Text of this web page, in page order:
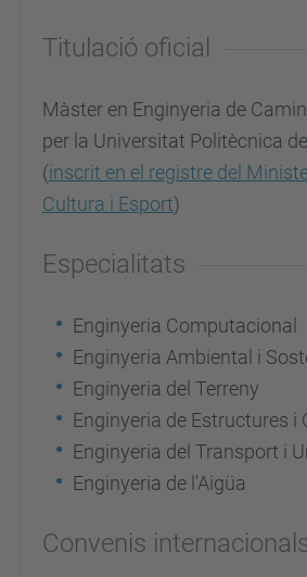
Titulació oficial
Màster en Enginyeria de
per la Universitat Politècnica
(inscrit en el registre del
Cultura i Esport)
Especialitats
Enginyeria Computacional
Enginyeria Ambiental i
Enginyeria del Terreny
Enginyeria de Estructures i
Enginyeria del Transport i
Enginyeria de l'Aigüa
Convenis